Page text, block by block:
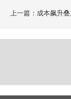
上一篇：成本飙升